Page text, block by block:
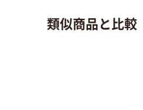
類似商品と比較